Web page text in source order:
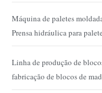
Máquina de paletes
Prensa hidráulica para
Linha de produção de
fabricação de blocos de